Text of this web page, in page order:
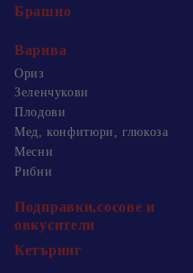
Брашно
Варива
Ориз
Зеленчукови
Плодови
Мед, конфитюри, глюкоза
Месни
Рибни
Подправки,сосове и
овкусители
Кетъринг